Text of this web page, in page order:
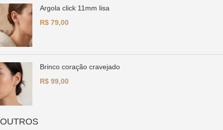
Argola click 11mm lisa
R$
Brinco coração cravejado
R$
OUTROS